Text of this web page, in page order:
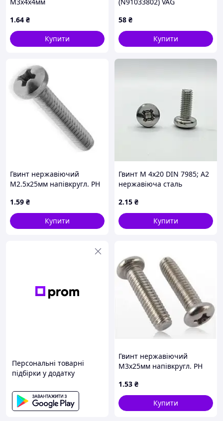
1.64 ₴
Купити
58 ₴
Купити
Гвинт нержавіючий
М2.5х25мм напівкругл. PH
1.59 ₴
Купити
Гвинт М 4х20 DIN 7985; А2
нержавіюча сталь
2.15 ₴
Купити
Персональні товарні
підбірки у додатку
Гвинт нержавіючий
М3х25мм напівкругл. PH
1.53 ₴
Купити